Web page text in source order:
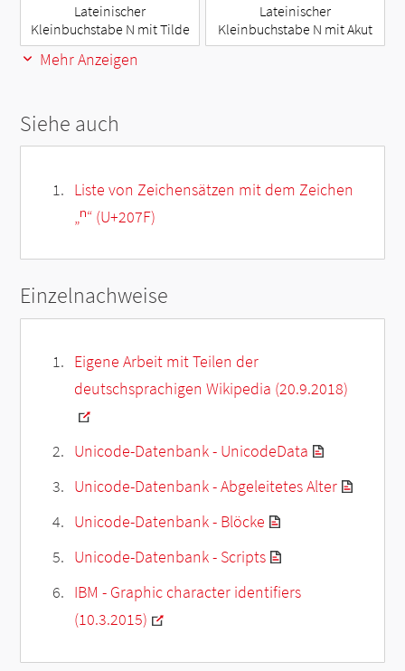
Lateinischer
Kleinbuchstabe N mit Tilde
Lateinischer
Kleinbuchstabe N mit Akut
Mehr Anzeigen
Siehe auch
Liste von Zeichensätzen mit dem Zeichen
„ⁿ“ (U+207F)
Einzelnachweise
Eigene Arbeit mit Teilen der
deutschsprachigen Wikipedia (20.9.2018)
Unicode-Datenbank - UnicodeData
Unicode-Datenbank - Abgeleitetes Alter
Unicode-Datenbank - Blöcke
Unicode-Datenbank - Scripts
IBM - Graphic character identifiers
(10.3.2015)